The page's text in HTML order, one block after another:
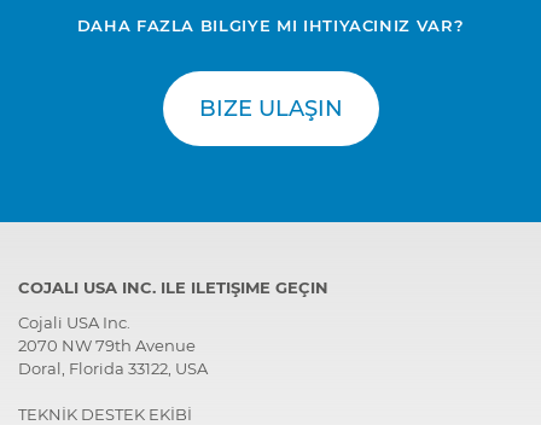
DAHA FAZLA BILGIYE MI IHTIYACINIZ VAR?
BIZE ULAŞIN
COJALI USA INC. ILE ILETIŞIME GEÇIN
Cojali USA Inc.
2070 NW 79th Avenue
Doral, Florida 33122, USA
TEKNİK DESTEK EKİBİ